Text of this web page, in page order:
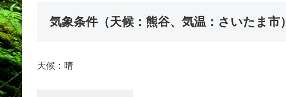
気象条件（天候：熊谷、気温：さいたま市）
天候：晴